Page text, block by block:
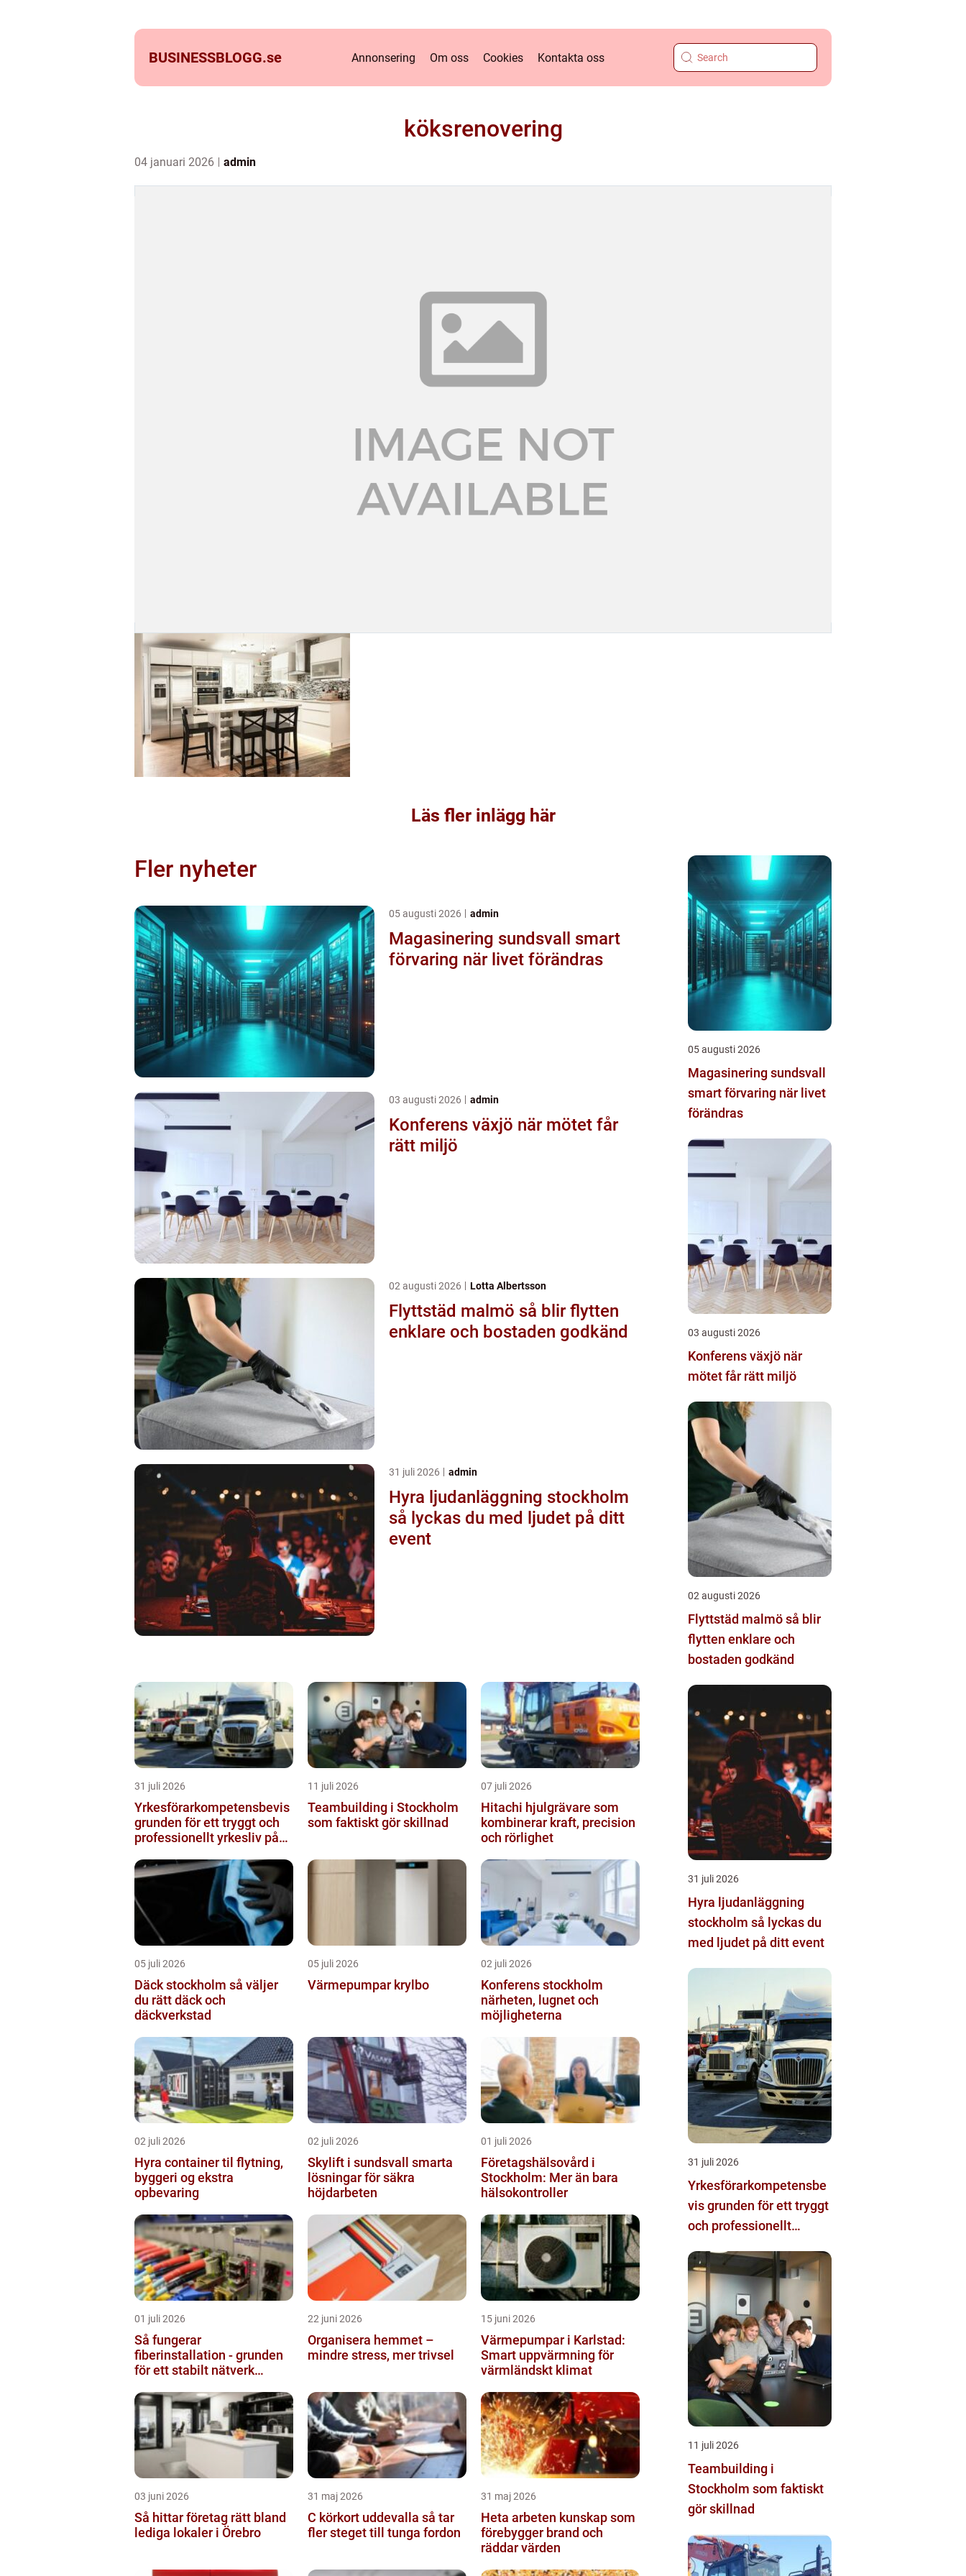
BUSINESSBLOGG.se Annonsering Om oss Cookies Kontakta oss
köksrenovering
04 januari 2026 admin
Läs fler inlägg här
Fler nyheter
05 augusti 2026 admin
Magasinering sundsvall smart
förvaring när livet förändras
03 augusti 2026 admin
Konferens växjö när mötet får
rätt miljö
02 augusti 2026 Lotta Albertsson
Flyttstäd malmö så blir flytten
enklare och bostaden godkänd
31 juli 2026 admin
Hyra ljudanläggning stockholm
så lyckas du med ljudet på ditt
event
31 juli 2026
Yrkesförarkompetensbevis
grunden för ett tryggt och
professionellt yrkesliv på
11 juli 2026
Teambuilding i Stockholm
som faktiskt gör skillnad
07 juli 2026
Hitachi hjulgrävare som
kombinerar kraft, precision
och rörlighet
05 juli 2026
Däck stockholm så väljer
du rätt däck och
däckverkstad
05 juli 2026
Värmepumpar krylbo
02 juli 2026
Konferens stockholm
närheten, lugnet och
möjligheterna
02 juli 2026
Hyra container til flytning,
byggeri og ekstra
opbevaring
02 juli 2026
Skylift i sundsvall smarta
lösningar för säkra
höjdarbeten
01 juli 2026
Företagshälsovård i
Stockholm: Mer än bara
hälsokontroller
01 juli 2026
Så fungerar
fiberinstallation - grunden
för ett stabilt nätverk
22 juni 2026
Organisera hemmet –
mindre stress, mer trivsel
15 juni 2026
Värmepumpar i Karlstad:
Smart uppvärmning för
värmländskt klimat
03 juni 2026
Så hittar företag rätt bland
lediga lokaler i Örebro
31 maj 2026
C körkort uddevalla så tar
fler steget till tunga fordon
31 maj 2026
Heta arbeten kunskap som
förebygger brand och
räddar värden
05 augusti 2026
Magasinering sundsvall
smart förvaring när livet
förändras
03 augusti 2026
Konferens växjö när
mötet får rätt miljö
02 augusti 2026
Flyttstäd malmö så blir
flytten enklare och
bostaden godkänd
31 juli 2026
Hyra ljudanläggning
stockholm så lyckas du
med ljudet på ditt event
31 juli 2026
Yrkesförarkompetensbe
vis grunden för ett tryggt
och professionellt
11 juli 2026
Teambuilding i
Stockholm som faktiskt
gör skillnad